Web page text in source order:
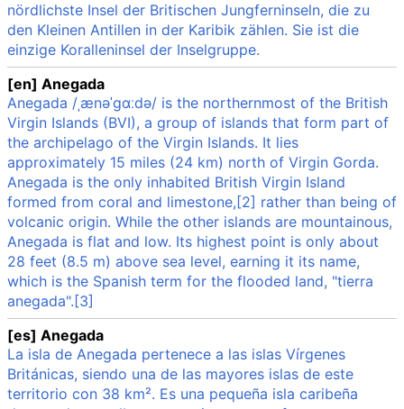
nördlichste Insel der Britischen Jungferninseln, die zu
den Kleinen Antillen in der Karibik zählen. Sie ist die
einzige Koralleninsel der Inselgruppe.
[en] Anegada
Anegada /ˌænəˈɡɑːdə/ is the northernmost of the British
Virgin Islands (BVI), a group of islands that form part of
the archipelago of the Virgin Islands. It lies
approximately 15 miles (24 km) north of Virgin Gorda.
Anegada is the only inhabited British Virgin Island
formed from coral and limestone,[2] rather than being of
volcanic origin. While the other islands are mountainous,
Anegada is flat and low. Its highest point is only about
28 feet (8.5 m) above sea level, earning it its name,
which is the Spanish term for the flooded land, "tierra
anegada".[3]
[es] Anegada
La isla de Anegada pertenece a las islas Vírgenes
Británicas, siendo una de las mayores islas de este
territorio con 38 km². Es una pequeña isla caribeña